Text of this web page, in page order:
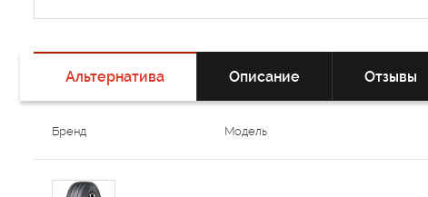
Альтернатива Описание Отзывы
Бренд Модель